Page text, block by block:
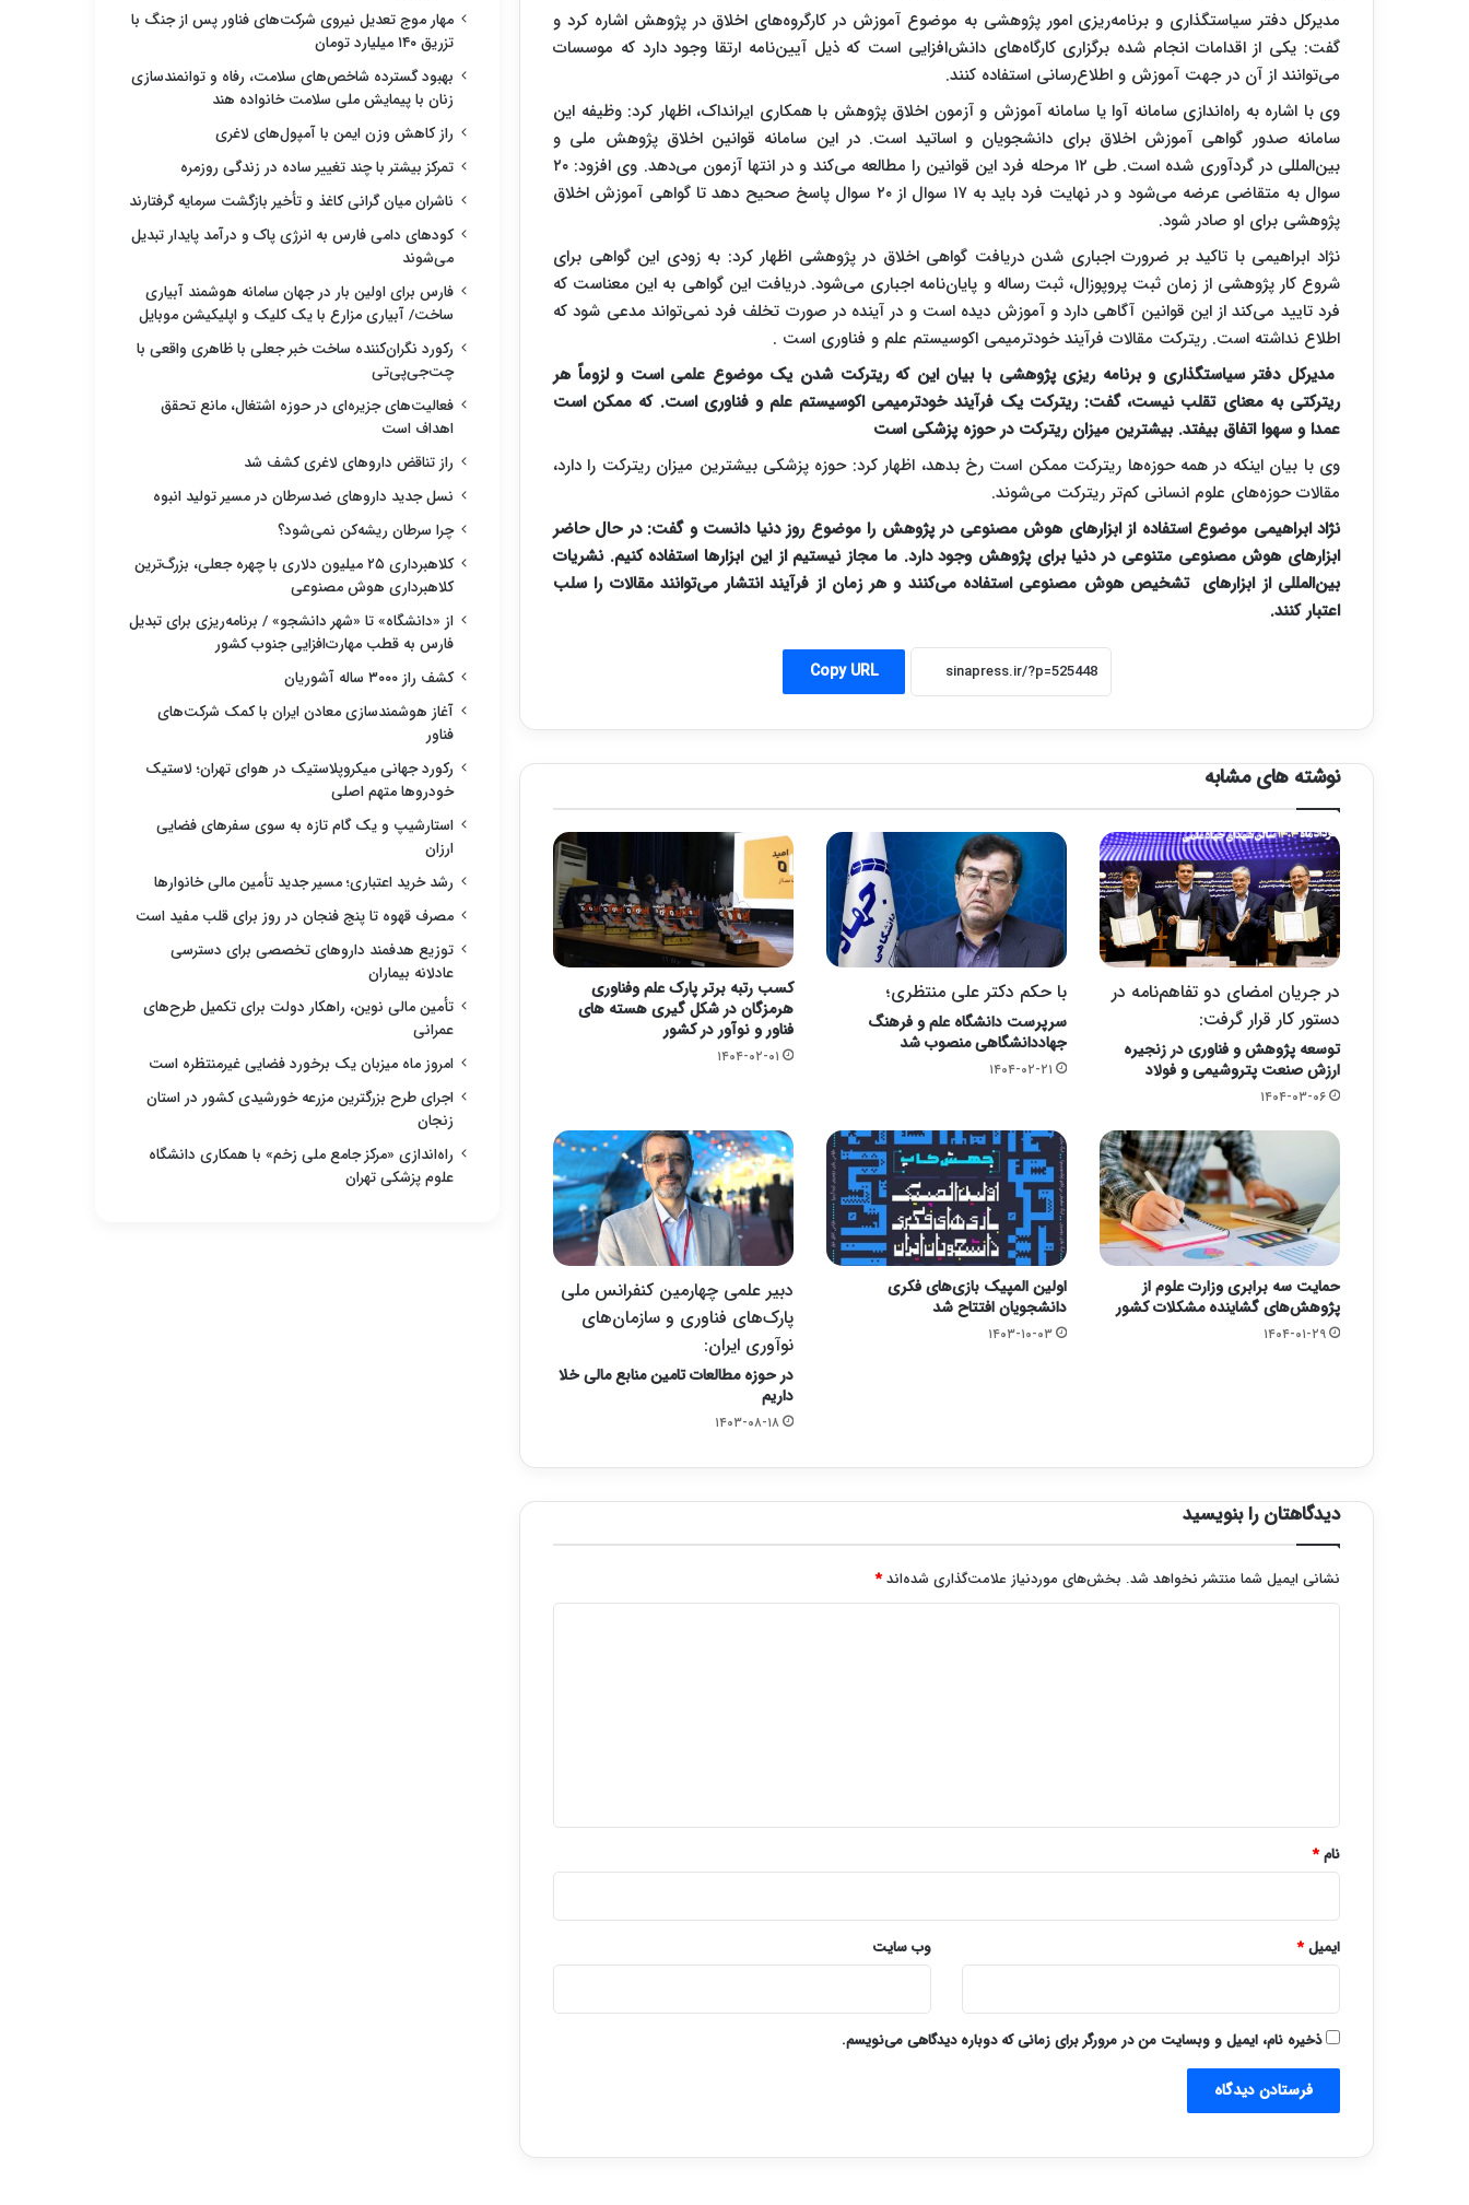
مدیرکل دفتر سیاستگذاری و برنامه‌ریزی امور پژوهشی‌ به موضوع آموزش در کارگروه‌های اخلاق در پژوهش اشاره کرد و
گفت: یکی از اقدامات انجام شده برگزاری کارگاه‌های دانش‌افزایی است که ذیل آیین‌نامه ارتقا وجود دارد که موسسات
می‌توانند از آن در جهت آموزش و اطلاع‌رسانی استفاده کنند.
وی با اشاره به راه‌اندازی سامانه آوا یا سامانه آموزش و آزمون اخلاق پژوهش با همکاری ایرانداک، اظهار کرد: وظیفه این
سامانه صدور گواهی آموزش اخلاق برای دانشجویان و اساتید است. در این سامانه قوانین اخلاق پژوهش ملی و
بین‌المللی در گردآوری شده است. طی ۱۲ مرحله فرد این قوانین را مطالعه می‌کند و در انتها آزمون می‌دهد. وی افزود: ۲۰
سوال به متقاضی عرضه می‌شود و در نهایت فرد باید به ۱۷ سوال از ۲۰ سوال پاسخ صحیح دهد تا گواهی آموزش اخلاق
پژوهشی برای او صادر شود.
نژاد ابراهیمی با تاکید بر ضرورت اجباری شدن دریافت گواهی اخلاق در پژوهشی اظهار کرد: به زودی این گواهی برای
شروع کار پژوهشی از زمان ثبت پروپوزال، ثبت رساله و پایان‌نامه اجباری می‌شود. دریافت این گواهی به این معناست که
فرد تایید می‌کند از این قوانین آگاهی دارد و آموزش دیده است و در آینده در صورت تخلف فرد نمی‌تواند مدعی شود که
اطلاع نداشته است. ریترکت مقالات فرآیند خودترمیمی اکوسیستم علم و فناوری است .
مدیرکل دفتر سیاستگذاری و برنامه ریزی پژوهشی با بیان این که ریترکت شدن یک موضوع علمی است و لزوماً هر
ریترکتی به معنای تقلب نیست، گفت: ریترکت یک فرآیند خودترمیمی اکوسیستم علم و فناوری است. که ممکن است
عمدا و سهوا اتفاق بیفتد. بیشترین میزان ریترکت در حوزه پزشکی است
وی با بیان اینکه در همه حوزه‌ها‌ ریترکت ممکن است رخ بدهد، اظهار کرد: حوزه پزشکی بیشترین میزان ریترکت را دارد،
مقالات حوزه‌های علوم انسانی کم‌تر ریترکت می‌شوند.
نژاد ابراهیمی موضوع استفاده از ابزارهای هوش مصنوعی در پژوهش را موضوع روز دنیا دانست و گفت: در حال حاضر
ابزارهای هوش مصنوعی متنوعی در دنیا برای پژوهش وجود دارد. ما مجاز نیستیم از این ابزارها استفاده کنیم. نشریات
بین‌المللی از ابزارهای تشخیص هوش مصنوعی استفاده می‌کنند و هر زمان از فرآیند انتشار می‌توانند مقالات را سلب
اعتبار کنند.
Copy URL
نوشته های مشابه
در جریان امضای دو تفاهم‌نامه در
دستور کار قرار گرفت:
توسعه پژوهش و فناوری در زنجیره
ارزش صنعت پتروشیمی و فولاد
۱۴۰۴-۰۳-۰۶
با حکم دکتر علی منتظری؛
سرپرست دانشگاه علم و فرهنگ
جهاددانشگاهی منصوب شد
۱۴۰۴-۰۲-۲۱
کسب رتبه برتر پارک علم وفناوری
هرمزگان در شکل گیری هسته های
فناور و نوآور در کشور
۱۴۰۴-۰۲-۰۱
حمایت سه برابری وزارت علوم از
پژوهش‌های گشاینده مشکلات کشور
۱۴۰۴-۰۱-۲۹
اولین المپیک بازی‌های فکری
دانشجویان افتتاح شد
۱۴۰۳-۱۰-۰۳
دبیر علمی چهارمین کنفرانس ملی
پارک‌های فناوری و سازمان‌های
نوآوری ایران:
در حوزه مطالعات تامین منابع مالی خلا
داریم
۱۴۰۳-۰۸-۱۸
دیدگاهتان را بنویسید
نشانی ایمیل شما منتشر نخواهد شد. بخش‌های موردنیاز علامت‌گذاری شده‌اند*
نام*
ایمیل* وب‌ سایت
ذخیره نام، ایمیل و وبسایت من در مرورگر برای زمانی که دوباره دیدگاهی می‌نویسم.
مهار موج تعدیل نیروی شرکت‌های فناور پس از جنگ با
تزریق ۱۴۰ میلیارد تومان
بهبود گسترده شاخص‌های سلامت، رفاه و توانمندسازی
زنان با پیمایش ملی سلامت خانواده هند
راز کاهش وزن ایمن با آمپول‌های لاغری
تمرکز بیشتر با چند تغییر ساده در زندگی روزمره
ناشران میان گرانی کاغذ و تأخیر بازگشت سرمایه گرفتارند
کودهای دامی فارس به انرژی پاک و درآمد پایدار تبدیل
می‌شوند
فارس برای اولین بار در جهان سامانه هوشمند آبیاری
ساخت/ آبیاری مزارع با یک کلیک و اپلیکیشن موبایل
رکورد نگران‌کننده ساخت خبر جعلی با ظاهری واقعی با
چت‌جی‌پی‌تی
فعالیت‌های جزیره‌ای در حوزه اشتغال، مانع تحقق
اهداف است
راز تناقض داروهای لاغری کشف شد
نسل جدید داروهای ضدسرطان در مسیر تولید انبوه
چرا سرطان ریشه‌کن نمی‌شود؟
کلاهبرداری ۲۵ میلیون دلاری با چهره جعلی، بزرگ‌ترین
کلاهبرداری هوش مصنوعی
از «دانشگاه» تا «شهر دانشجو» / برنامه‌ریزی برای تبدیل
فارس به قطب مهارت‌افزایی جنوب کشور
کشف راز ۳۰۰۰ ساله آشوریان
آغاز هوشمندسازی معادن ایران با کمک شرکت‌های
فناور
رکورد جهانی میکروپلاستیک در هوای تهران؛ لاستیک
خودروها متهم اصلی
استارشیپ و یک گام تازه به سوی سفرهای فضایی
ارزان
رشد خرید اعتباری؛ مسیر جدید تأمین مالی خانوارها
مصرف قهوه تا پنج فنجان در روز برای قلب مفید است
توزیع هدفمند داروهای تخصصی برای دسترسی
عادلانه بیماران
تأمین مالی نوین، راهکار دولت برای تکمیل طرح‌های
عمرانی
امروز ماه میزبان یک برخورد فضایی غیرمنتظره است
اجرای طرح بزرگترین مزرعه خورشیدی کشور در استان
زنجان
راه‌اندازی «مرکز جامع ملی زخم» با همکاری دانشگاه
علوم پزشکی تهران